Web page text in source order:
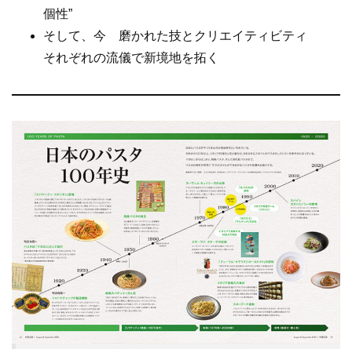
個性”
そして、今 磨かれた技とクリエイティビティ
それぞれの流儀で新境地を拓く